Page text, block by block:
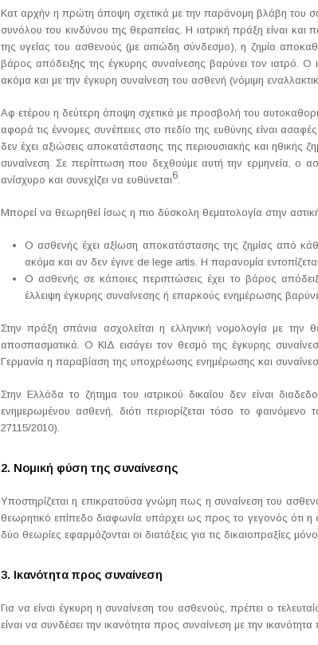
Κατ αρχήν η πρώτη άποψη σχετικά με την παράνομη βλάβη του
συνόλου του κινδύνου της θεραπείας. Η ιατρική πράξη είναι
της υγείας του ασθενούς (με αιτιώδη σύνδεσμο), η ζημία
βάρος απόδειξης της έγκυρης συναίνεσης βαρύνει τον ιατρό.
ακόμα και με την έγκυρη συναίνεση του ασθενή (νόμιμη
Αφ ετέρου η δεύτερη άποψη σχετικά με προσβολή του
αφορά τις έννομες συνέπειες στο πεδίο της ευθύνης είναι
δεν έχει αξιώσεις αποκατάστασης της περιουσιακής και ηθικής
συναίνεση. Σε περίπτωση που δεχθούμε αυτή την ερμηνεία, ο
ανίσχυρο και συνεχίζει να ευθύνεται6
Μπορεί να θεωρηθεί ίσως η πιο δύσκολη θεματολογία στην
Ο ασθενής έχει αξίωση αποκατάστασης της ζημίας από
ακόμα και αν δεν έγινε de lege artis. Η παρανομία
Ο ασθενής σε κάποιες περιπτώσεις έχει το βάρος
έλλειψη έγκυρης συναίνεσης ή επαρκούς ενημέρωσης
Στην πράξη σπάνια ασχολείται η ελληνική νομολογία με την
αποσπασματικά. Ο ΚΙΔ εισάγει τον θεσμό της έγκυρης
Γερμανία η παραβίαση της υποχρέωσης ενημέρωσης και
Στην Ελλάδα το ζήτημα του ιατρικού δικαίου δεν είναι
ενημερωμένου ασθενή, διότι περιορίζεται τόσο το
27115/2010).
2. Νομική φύση της συναίνεσης
Υποστηρίζεται η επικρατούσα γνώμη πως η συναίνεση του
θεωρητικό επίπεδο διαφωνία υπάρχει ως προς το γεγονός ότι η
δύο θεωρίες εφαρμόζονται οι διατάξεις για τις δικαιοπραξίες
3. Ικανότητα προς συναίνεση
Για να είναι έγκυρη η συναίνεση του ασθενούς, πρέπει ο
είναι να συνδέσει την ικανότητα προς συναίνεση με την ικανότητα